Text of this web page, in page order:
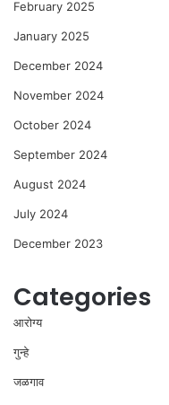
February 2025
January 2025
December 2024
November 2024
October 2024
September 2024
August 2024
July 2024
December 2023
Categories
आरोग्य
गुन्हे
जळगाव